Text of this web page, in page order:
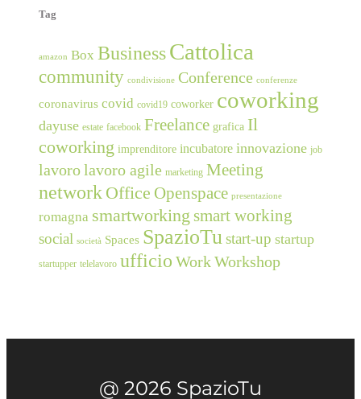
Tag
amazon Box BusinessCattolica
community condivisione Conference conferenze
coronavirus covid covid19 coworker coworking
dayuse estate facebook Freelance grafica Il
coworking imprenditore incubatore innovazione job
lavorolavoro agile marketing Meeting
network Office Openspace presentazione
romagna smartworking smart working
social società Spaces SpazioTustart-up startup
startupper telelavoro ufficio WorkWorkshop
@ 2026 SpazioTu